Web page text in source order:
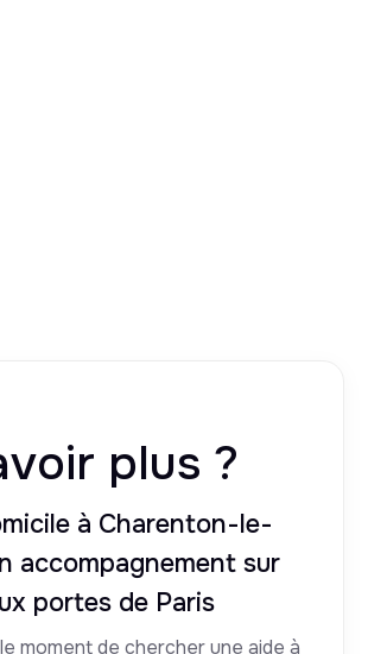
plus ?
à Charenton-le-
accompagnement sur
portes de Paris
moment de chercher une aide à